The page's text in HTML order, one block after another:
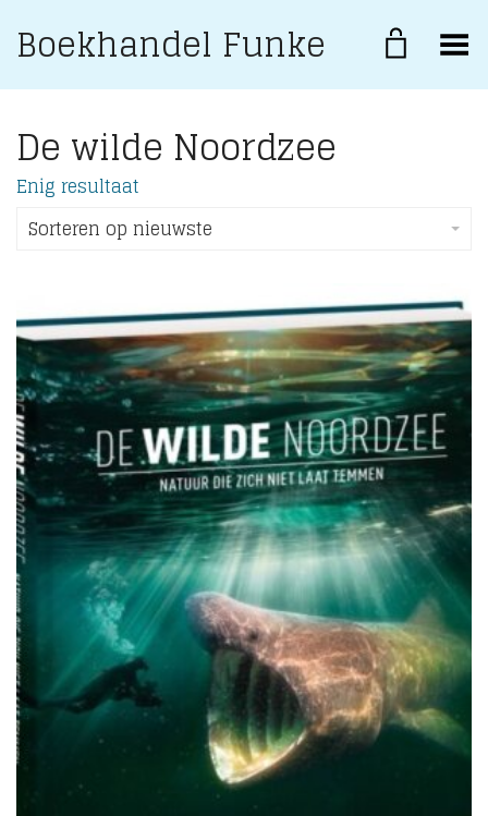
Boekhandel Funke Toggle Menu
De wilde Noordzee
Enig resultaat
Sorteren op nieuwste